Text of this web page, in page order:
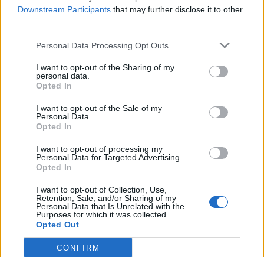
Downstream Participants that may further disclose it to other
Personal Data Processing Opt Outs
I want to opt-out of the Sharing of my
personal data.
Opted In
I want to opt-out of the Sale of my
Personal Data.
Opted In
I want to opt-out of processing my
Personal Data for Targeted Advertising.
Opted In
I want to opt-out of Collection, Use,
Retention, Sale, and/or Sharing of my
Personal Data that Is Unrelated with the
Purposes for which it was collected.
Opted Out
CONFIRM
Αγορά
Πλήρης οδηγός για να επιλέξετε τα καλύτερα
οnline Φρουτάκια στο διαδίκτυο
17.11.25
Τα οnline Φρουτάκια αποτελούν έναν από τους
συναρπαστικότερους προορισμούς για τους φίλους των
τυχερών παιχνιδιών στο διαδίκτυο.